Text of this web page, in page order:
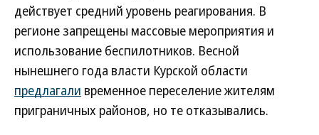
действует средний уровень реагирования. В
регионе запрещены массовые мероприятия и
использование беспилотников. Весной
нынешнего года власти Курской области
предлагали временное переселение жителям
приграничных районов, но те отказывались.